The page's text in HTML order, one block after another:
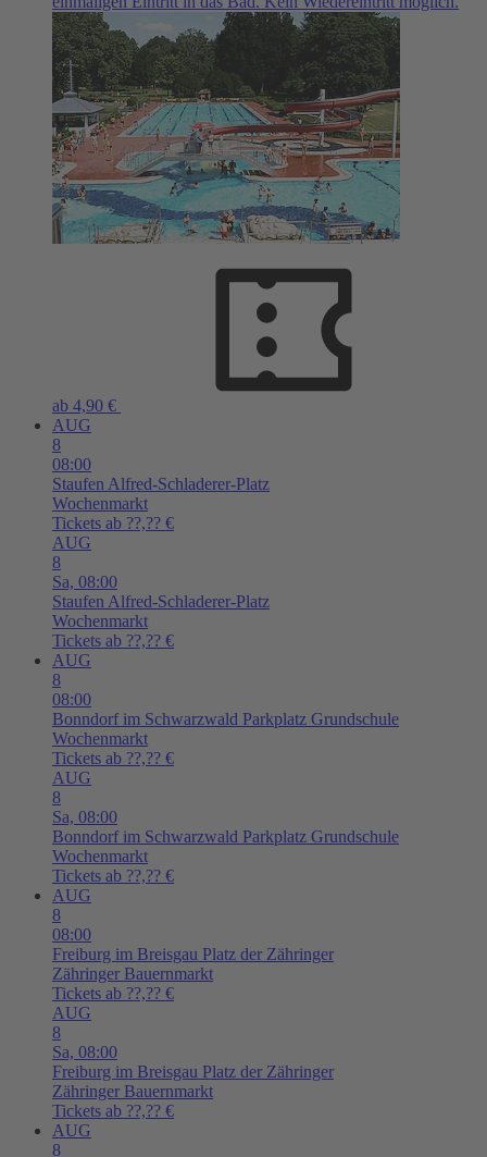
ab 4,90 €
AUG
8
08:00
Staufen Alfred-Schladerer-Platz
Wochenmarkt
Tickets ab ??,?? €
AUG
8
Sa, 08:00
Staufen Alfred-Schladerer-Platz
Wochenmarkt
Tickets ab ??,?? €
AUG
8
08:00
Bonndorf im Schwarzwald Parkplatz Grundschule
Wochenmarkt
Tickets ab ??,?? €
AUG
8
Sa, 08:00
Bonndorf im Schwarzwald Parkplatz Grundschule
Wochenmarkt
Tickets ab ??,?? €
AUG
8
08:00
Freiburg im Breisgau Platz der Zähringer
Zähringer Bauernmarkt
Tickets ab ??,?? €
AUG
8
Sa, 08:00
Freiburg im Breisgau Platz der Zähringer
Zähringer Bauernmarkt
Tickets ab ??,?? €
AUG
8